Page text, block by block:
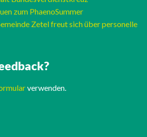
zum PhaenoSummer
Zetel freut sich über personelle
verwenden.